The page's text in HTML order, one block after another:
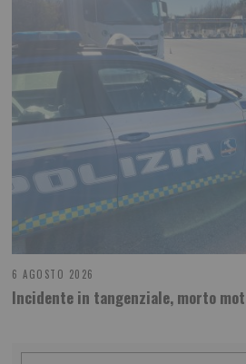
6 AGOSTO 2026
Incidente in tangenziale, morto